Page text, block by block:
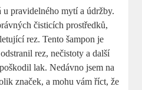
pravidelného mytí a údržby.
čisticích prostředků,
rez. Tento šampon je
rez, nečistoty a další
lak. Nedávno jsem na
značek, a mohu vám říct, že